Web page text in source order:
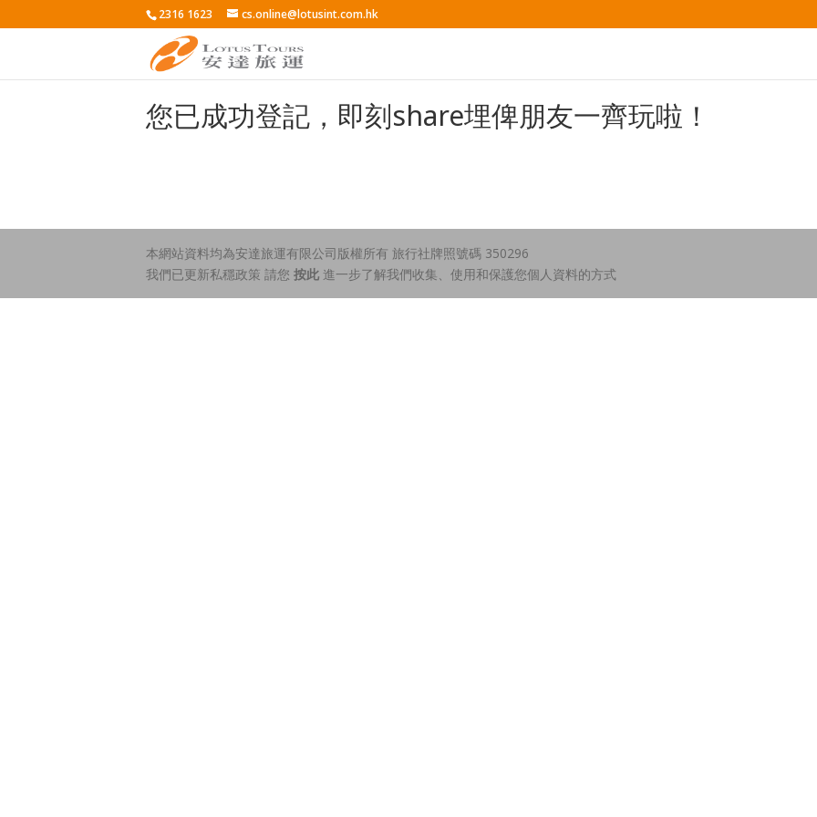
2316 1623 cs.online@lotusint.com.hk
您已成功登記，即刻share埋俾朋友一齊玩啦！
本網站資料均為安達旅運有限公司版權所有 旅行社牌照號碼 350296
我們已更新私穩政策 請您 按此 進一步了解我們收集、使用和保護您個人資料的方式